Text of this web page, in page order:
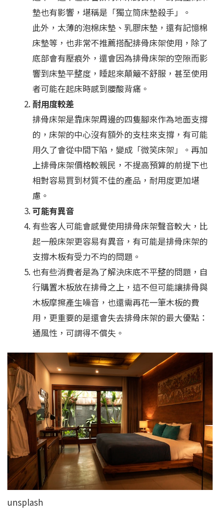
墊也有影響，堪稱是「獨立筒床墊殺手」。
此外，太薄的泡棉床墊、乳膠床墊，還有記憶棉
床墊等，也非常不推薦搭配排骨床架使用，除了
底部會有壓痕外，還會因為排骨床架的空隙而影
響到床墊平整度，睡起來顛簸不舒服，甚至使用
者可能在起床時感到腰酸背痛。
耐用度較差
排骨床架是靠床架周邊的四隻腳來作為地面支撐
的，床架的中心沒有額外的支柱來支撐，有可能
用久了會從中間下陷，變成「微笑床架」。再加
上排骨床架價格較親民，不提高預算的前提下也
相對容易買到材質不佳的產品，耐用度更加堪
慮。
可能有異音
有些客人可能會感覺使用排骨床架聲音較大，比
起一般床架更容易有異音，有可能是排骨床架的
支撐木板有受力不均的問題。
也有些消費者是為了解決床底不平整的問題，自
行購置木板放在排骨之上，這不但可能讓排骨與
木板摩擦產生噪音，也還需再花一筆木板的費
用，更重要的是還會失去排骨床架的最大優點：
通風性，可謂得不償失。
unsplash